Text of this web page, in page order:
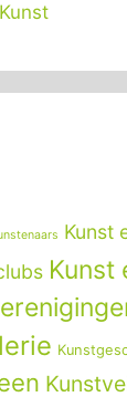
Kunst
Kunst